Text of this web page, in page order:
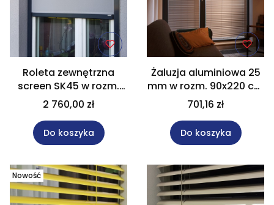
Roleta zewnętrzna
screen SK45 w rozm.
120x140 cm napęd
elektryczny
2 760,00 zł
Do koszyka
Żaluzja aluminiowa 25
mm w rozm. 90x220 cm
JUUN
701,16 zł
Do koszyka
Nowość